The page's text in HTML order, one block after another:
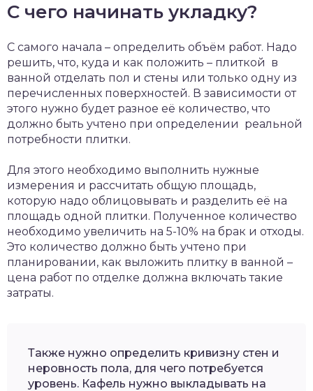
С чего начинать укладку?
С самого начала – определить объём работ. Надо
решить, что, куда и как положить – плиткой в
ванной отделать пол и стены или только одну из
перечисленных поверхностей. В зависимости от
этого нужно будет разное её количество, что
должно быть учтено при определении реальной
потребности плитки.
Для этого необходимо выполнить нужные
измерения и рассчитать общую площадь,
которую надо облицовывать и разделить её на
площадь одной плитки. Полученное количество
необходимо увеличить на 5-10% на брак и отходы.
Это количество должно быть учтено при
планировании, как выложить плитку в ванной –
цена работ по отделке должна включать такие
затраты.
Также нужно определить кривизну стен и
неровность пола, для чего потребуется
уровень. Кафель нужно выкладывать на